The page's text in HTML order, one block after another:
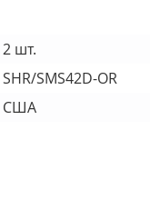
2 шт.
SHR/SMS42D-OR
США